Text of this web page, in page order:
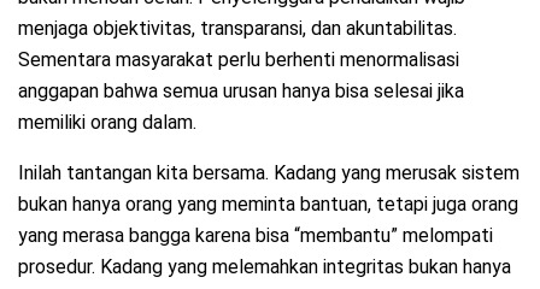
menjaga objektivitas, transparansi, dan akuntabilitas.
Sementara masyarakat perlu berhenti menormalisasi
anggapan bahwa semua urusan hanya bisa selesai jika
memiliki orang dalam.
Inilah tantangan kita bersama. Kadang yang merusak sistem
bukan hanya orang yang meminta bantuan, tetapi juga orang
yang merasa bangga karena bisa “membantu” melompati
prosedur. Kadang yang melemahkan integritas bukan hanya